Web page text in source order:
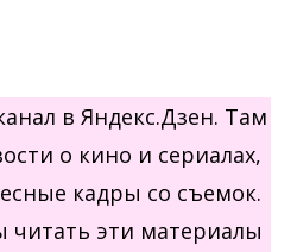
в Яндекс.Дзен. Там
о кино и сериалах,
кадры со съемок.
эти материалы